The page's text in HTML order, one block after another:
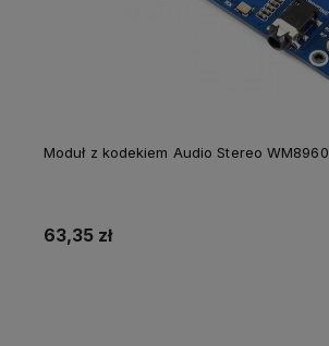
Moduł z kodekiem Audio Stereo WM8960
63,35 zł